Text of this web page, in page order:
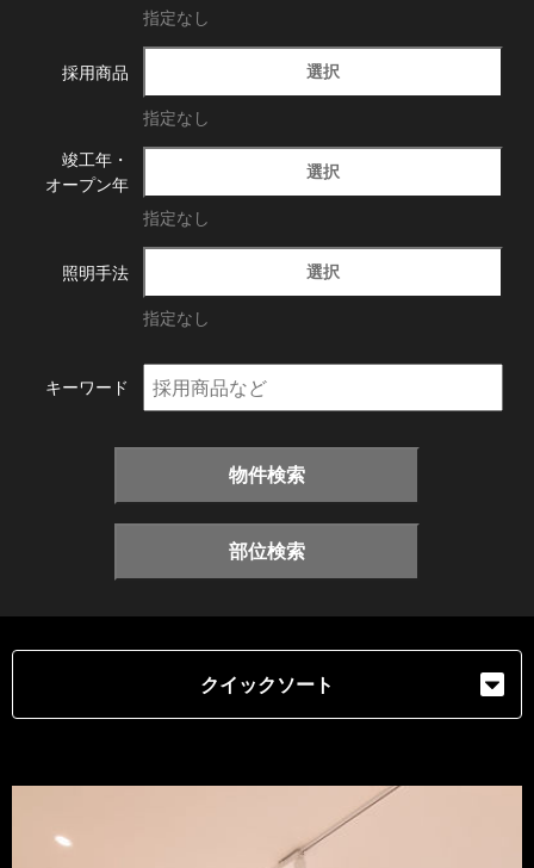
指定なし
採用商品 選択
指定なし
竣工年・
オープン年
選択
指定なし
照明手法 選択
指定なし
キーワード
物件検索
部位検索
クイックソート